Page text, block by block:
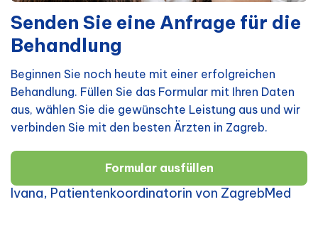
Senden Sie eine Anfrage für die
Behandlung
Beginnen Sie noch heute mit einer erfolgreichen
Behandlung. Füllen Sie das Formular mit Ihren Daten
aus, wählen Sie die gewünschte Leistung aus und wir
verbinden Sie mit den besten Ärzten in Zagreb.
Formular ausfüllen
Ivana, Patientenkoordinatorin von ZagrebMed